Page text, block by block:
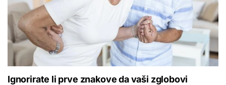
Ignorirate li prve znakove da vaši zglobovi